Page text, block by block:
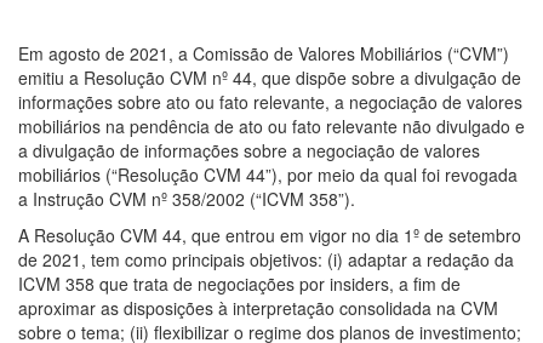
Em agosto de 2021, a Comissão de Valores Mobiliários (“CVM”)
emitiu a Resolução CVM nº 44, que dispõe sobre a divulgação de
informações sobre ato ou fato relevante, a negociação de valores
mobiliários na pendência de ato ou fato relevante não divulgado e
a divulgação de informações sobre a negociação de valores
mobiliários (“Resolução CVM 44”), por meio da qual foi revogada
a Instrução CVM nº 358/2002 (“ICVM 358”).
A Resolução CVM 44, que entrou em vigor no dia 1º de setembro
de 2021, tem como principais objetivos: (i) adaptar a redação da
ICVM 358 que trata de negociações por insiders, a fim de
aproximar as disposições à interpretação consolidada na CVM
sobre o tema; (ii) flexibilizar o regime dos planos de investimento;